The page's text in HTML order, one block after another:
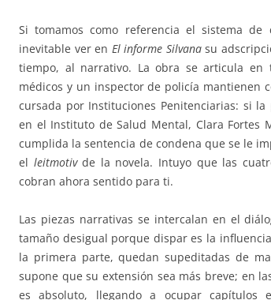
Si tomamos como referencia el sistema de
inevitable ver en El informe Silvanasu
tiempo, al narrativo. La obra se articula en
médicos y un inspector de policía mantienen
cursada por Instituciones Penitenciarias: si
en el Instituto de Salud Mental, Clara Fortes
cumplida la sentencia de condena que se le
el leitmotivde la novela. Intuyo que las
cobran ahora sentido para ti.
Las piezas narrativas se intercalan en el
tamaño desigual porque dispar es la
la primera parte, quedan supeditadas de
supone que su extensión sea más breve; en
es absoluto, llegando a ocupar